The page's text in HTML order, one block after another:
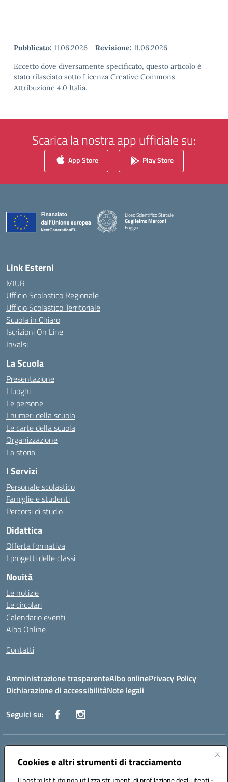
Cookies e altri strumenti di tracciamento
Pubblicato: 11.06.2026 - Revisione: 11.06.2026
Eccetto dove diversamente specificato, questo articolo è
stato rilasciato sotto Licenza Creative Commons
Attribuzione 4.0 Italia.
Scarica la nostra app ufficiale su:
App Store Play Store
Liceo Scientifico Statale
Guglielmo Marconi
Foggia
— Visita la pagina iniziale della scuola
Link Esterni
MIUR
Ufficio Scolastico Regionale
Ufficio Scolastico Territoriale
Scuola in Chiaro
Iscrizioni On Line
Invalsi
La Scuola
Presentazione
I luoghi
Le persone
I numeri della scuola
Le carte della scuola
Organizzazione
La storia
I Servizi
Personale scolastico
Famiglie e studenti
Percorsi di studio
Didattica
Offerta formativa
I progetti delle classi
Novità
Le notizie
Le circolari
Calendario eventi
Albo Online
Contatti
Amministrazione trasparenteAlbo onlinePrivacy Policy
Dichiarazione di accessibilitàNote legali
Seguici su:
Indirizzo:
Centralino:0881636571 Email:fgps040004@istruzione.it